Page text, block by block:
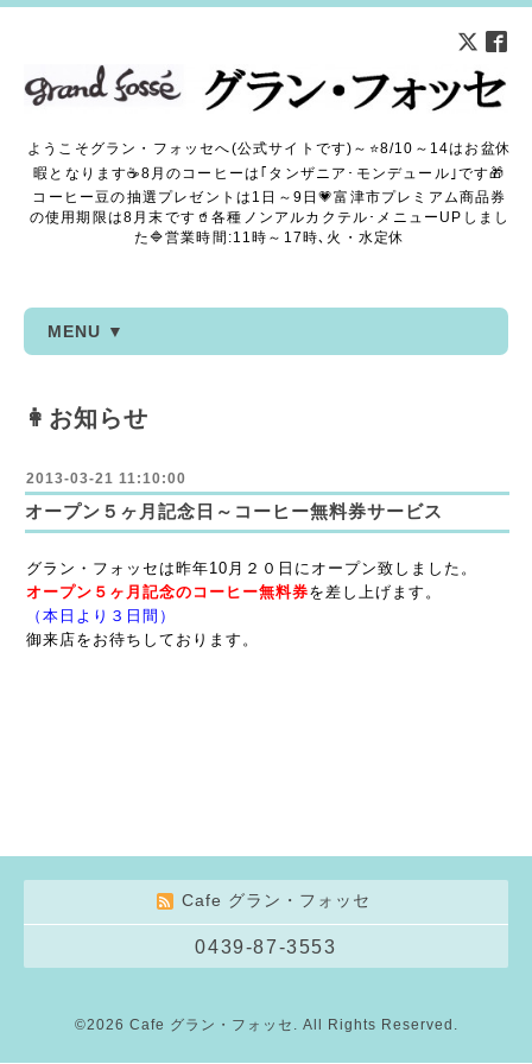
ようこそグラン・フォッセへ(公式サイトです)～⭐8/10～14はお盆休
暇となります☕8月のコーヒーは｢タンザニア･モンデュール｣です🎁
コーヒー豆の抽選プレゼントは1日～9日💗富津市プレミアム商品券
の使用期限は8月末です🥤各種ノンアルカクテル･メニューUPしまし
た🔷営業時間:11時～17時､火・水定休
MENU ▼
👩お知らせ
2013-03-21 11:10:00
オープン５ヶ月記念日～コーヒー無料券サービス
グラン・フォッセは昨年10月２０日にオープン致しました。
オープン５ヶ月記念の コーヒー無料券を差し上げます。
（本日より３日間）
御来店をお待ちしております。
Cafe グラン・フォッセ
0439-87-3553
©2026 Cafe グラン・フォッセ . All Rights Reserved.